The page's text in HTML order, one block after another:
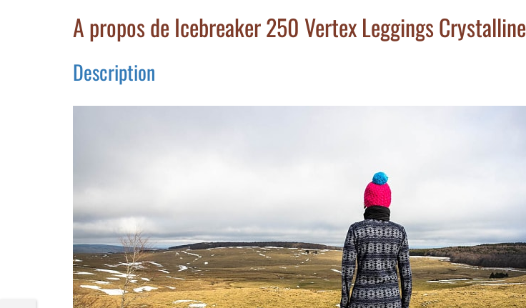
A propos de Icebreaker 250 Vertex Leggings Crystalline
Description